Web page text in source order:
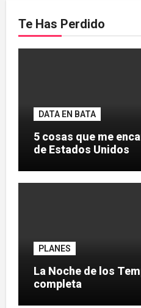
Te Has Perdido
DATA EN BATA
5 cosas que me
de Estados Unidos
PLANES
La Noche de los
completa